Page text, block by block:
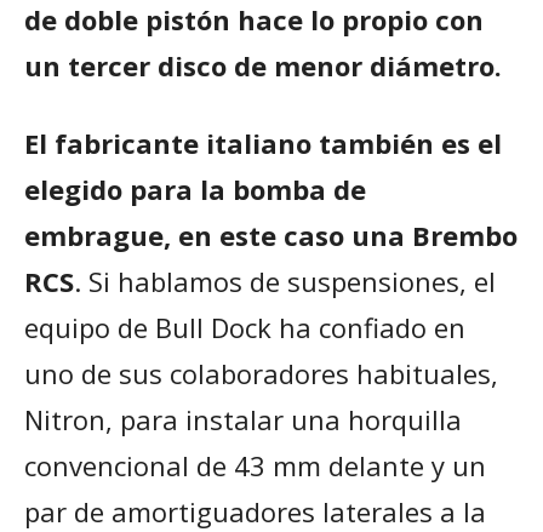
de doble pistón hace lo propio con
un tercer disco de menor diámetro.
El fabricante italiano también es el
elegido para la bomba de
embrague, en este caso una Brembo
RCS. Si hablamos de suspensiones, el
equipo de Bull Dock ha confiado en
uno de sus colaboradores habituales,
Nitron, para instalar una horquilla
convencional de 43 mm delante y un
par de amortiguadores laterales a la